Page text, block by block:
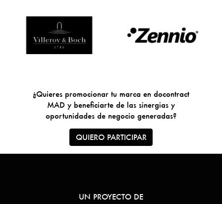
¿Quieres promocionar tu marca en docontract
MAD y beneficiarte de las sinergias y
oportunidades de negocio generadas?
QUIERO PARTICIPAR
UN PROYECTO DE